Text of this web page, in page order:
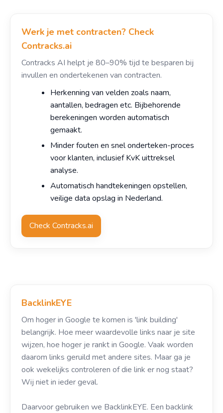
Werk je met contracten? Check
Contracks.ai
Contracks AI helpt je 80–90% tijd te besparen bij
invullen en ondertekenen van contracten.
Herkenning van velden zoals naam,
aantallen, bedragen etc. Bijbehorende
berekeningen worden automatisch
gemaakt.
Minder fouten en snel onderteken-proces
voor klanten, inclusief KvK uittreksel
analyse.
Automatisch handtekeningen opstellen,
veilige data opslag in Nederland.
Check Contracks.ai
BacklinkEYE
Om hoger in Google te komen is 'link building'
belangrijk. Hoe meer waardevolle links naar je site
wijzen, hoe hoger je rankt in Google. Vaak worden
daarom links geruild met andere sites. Maar ga je
ook wekelijks controleren of die link er nog staat?
Wij niet in ieder geval.
Daarvoor gebruiken we BacklinkEYE. Een backlink